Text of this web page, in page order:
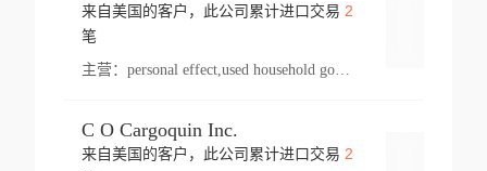
来自美国的客户，此公司累计进口交易 2
笔
主营： personal effect,used household goods
C O Cargoquin Inc.
来自美国的客户，此公司累计进口交易 2